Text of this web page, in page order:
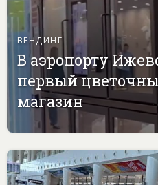
ВЕНДИНГ
В аэропорту
первый
магазин